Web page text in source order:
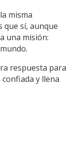
misma
que sí, aunque
una misión:
respuesta para
y llena